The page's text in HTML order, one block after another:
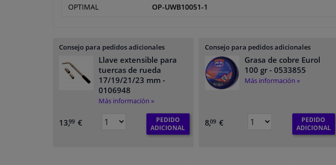
OPTIMAL OP-UWB10051-1
Consejo para pedidos adicionales
Llave extensible para
tuercas de rueda
17/19/21/23 mm -
0106948
Más información »
13,99 €
PEDIDO
ADICIONAL
Consejo para pedidos adicionales
Grasa de cobre Eurol
100 gr- 0533855
Más información »
8,09 €
PEDIDO
ADICIONAL